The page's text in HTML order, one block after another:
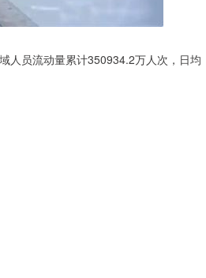
人员流动量累计350934.2万人次，日均
北证50